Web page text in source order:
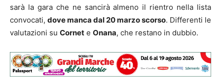
sarà la gara che ne sancirà almeno il rientro nella lista
convocati, dove manca dal 20 marzo scorso. Differenti le
valutazioni su Cornet e Onana, che restano in dubbio.